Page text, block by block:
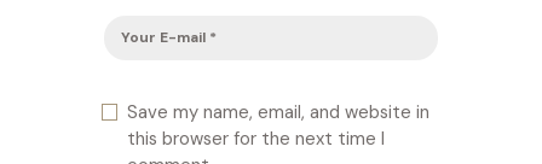
Save my name, email, and website in
this browser for the next time I